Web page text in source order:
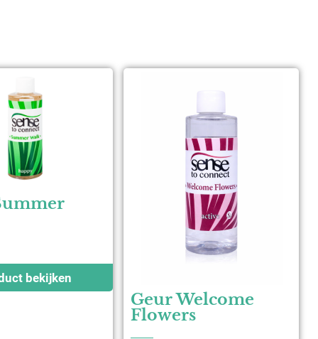
bekijken
Geur Welcome
Flowers